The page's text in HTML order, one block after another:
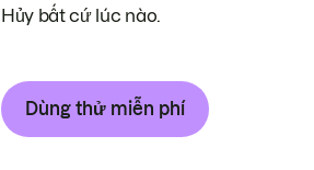
Hủy bất cứ lúc nào.
Dùng thử miễn phí